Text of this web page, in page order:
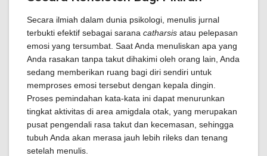
Secara ilmiah dalam dunia psikologi, menulis jurnal
terbukti efektif sebagai sarana catharsis atau pelepasan
emosi yang tersumbat. Saat Anda menuliskan apa yang
Anda rasakan tanpa takut dihakimi oleh orang lain, Anda
sedang memberikan ruang bagi diri sendiri untuk
memproses emosi tersebut dengan kepala dingin.
Proses pemindahan kata-kata ini dapat menurunkan
tingkat aktivitas di area amigdala otak, yang merupakan
pusat pengendali rasa takut dan kecemasan, sehingga
tubuh Anda akan merasa jauh lebih rileks dan tenang
setelah menulis.